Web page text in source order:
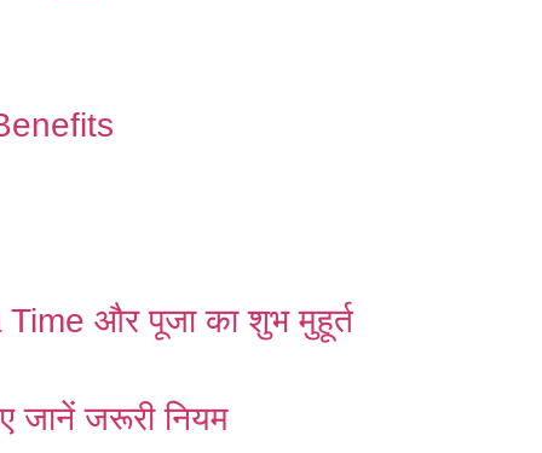
और पूजा का शुभ मुहूर्त
जानें जरूरी नियम